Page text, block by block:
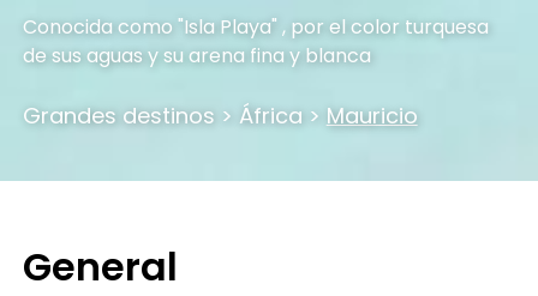
Conocida como "Isla Playa" , por el color turquesa
de sus aguas y su arena fina y blanca
Grandes destinos > África > Mauricio
General